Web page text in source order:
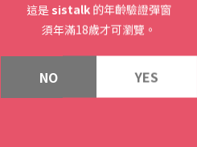
這是sistalk 的年齡驗證彈窗
須年滿18歲才可瀏覽。
NO YES